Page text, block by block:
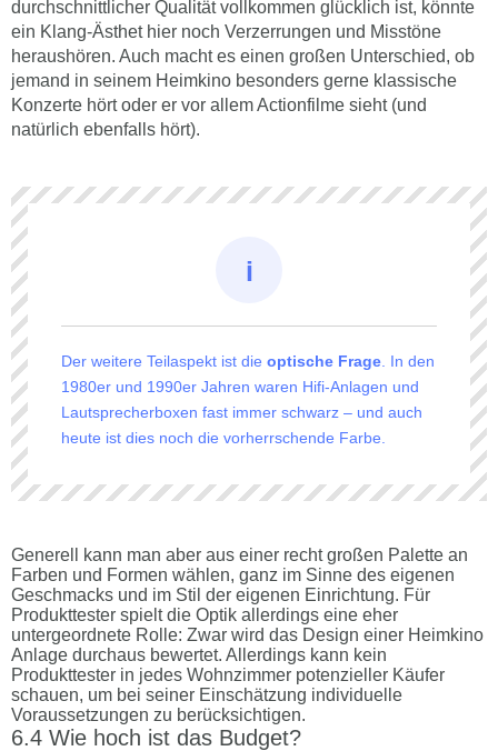
durchschnittlicher Qualität vollkommen glücklich ist, könnte
ein Klang-Ästhet hier noch Verzerrungen und Misstöne
heraushören. Auch macht es einen großen Unterschied, ob
jemand in seinem Heimkino besonders gerne klassische
Konzerte hört oder er vor allem Actionfilme sieht (und
natürlich ebenfalls hört).
Der weitere Teilaspekt ist die optische Frage . In den
1980er und 1990er Jahren waren Hifi-Anlagen und
Lautsprecherboxen fast immer schwarz – und auch
heute ist dies noch die vorherrschende Farbe.
Generell kann man aber aus einer recht großen Palette an
Farben und Formen wählen, ganz im Sinne des eigenen
Geschmacks und im Stil der eigenen Einrichtung. Für
Produkttester spielt die Optik allerdings eine eher
untergeordnete Rolle: Zwar wird das Design einer Heimkino
Anlage durchaus bewertet. Allerdings kann kein
Produkttester in jedes Wohnzimmer potenzieller Käufer
schauen, um bei seiner Einschätzung individuelle
Voraussetzungen zu berücksichtigen.
Wie hoch ist das Budget?